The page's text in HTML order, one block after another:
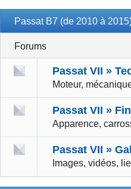
Passat B7 (de 2010 à
Forums
Passat VII »
Moteur,
Passat VII »
Apparence,
Passat VII »
Images, vidéos,